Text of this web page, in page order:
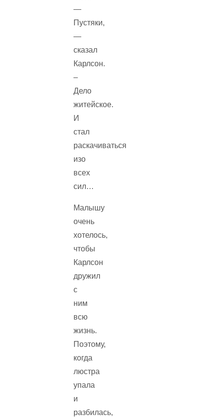
—
Пустяки,
—
сказал
Карлсон.
–
Дело
житейское.
И
стал
раскачиваться
изо
всех
сил…
Малышу
очень
хотелось,
чтобы
Карлсон
дружил
с
ним
всю
жизнь.
Поэтому,
когда
люстра
упала
и
разбилась,